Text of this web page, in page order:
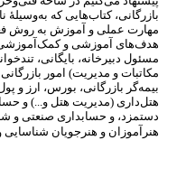
بازرگانی، کتابهایی که بهوسیلۀ
مهارت عملی و آموزش به روش
هدفهای آموزشی و کمک
مسئول دبیرخانه، بایگانی،
مکاتبات و مدیریت) امور بازرگانی
بیمهگر بازرگانی، بورس، ارز و
هتلداری (مدیریت هتل و...) و
دستمزد، و حسابداری صنعتی و
هنرآموزان و هنرجویان